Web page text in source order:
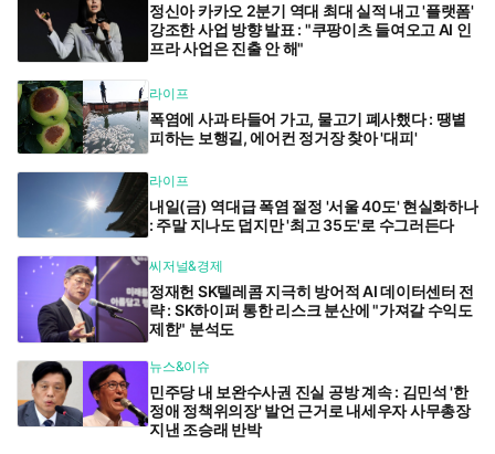
정신아 카카오 2분기 역대 최대 실적 내고 '플랫폼'
강조한 사업 방향 발표 : "쿠팡이츠 들여오고 AI 인
프라 사업은 진출 안 해"
라이프
폭염에 사과 타들어 가고, 물고기 폐사했다 : 땡볕
피하는 보행길, 에어컨 정거장 찾아 '대피'
라이프
내일(금) 역대급 폭염 절정 '서울 40도' 현실화하나
: 주말 지나도 덥지만 '최고 35도'로 수그러든다
씨저널&경제
정재헌 SK텔레콤 지극히 방어적 AI 데이터센터 전
략 : SK하이퍼 통한 리스크 분산에 "가져갈 수익도
제한" 분석도
뉴스&이슈
민주당 내 보완수사권 진실 공방 계속 : 김민석 '한
정애 정책위의장' 발언 근거로 내세우자 사무총장
지낸 조승래 반박